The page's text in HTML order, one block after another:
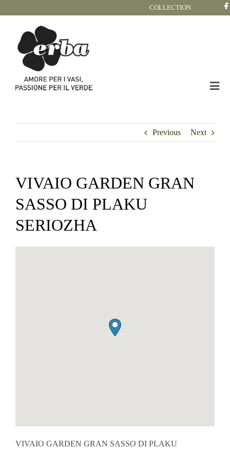
content
COLLECTION
Previous Next
VIVAIO GARDEN GRAN
SASSO DI PLAKU
SERIOZHA
VIVAIO GARDEN GRAN SASSO DI PLAKU